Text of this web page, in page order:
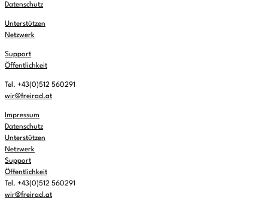
Datenschutz
Unterstützen
Netzwerk
Support
Öffentlichkeit
Tel. +43(0)512 560291
wir@freirad.at
Impressum
Datenschutz
Unterstützen
Netzwerk
Support
Öffentlichkeit
Tel. +43(0)512 560291
wir@freirad.at